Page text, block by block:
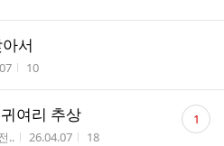
서
조회수
10
여리 추상
자
.. 작성시간
26.04.07 조회수
18
댓
글 1